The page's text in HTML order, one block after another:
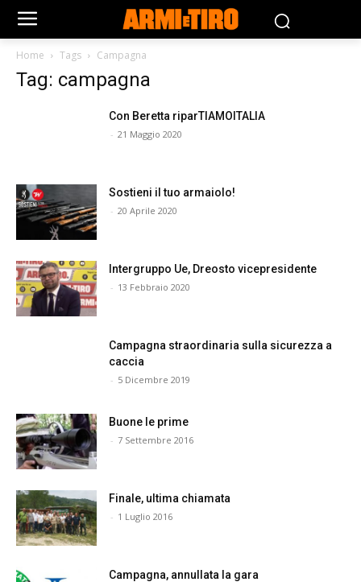
Home Tags Campagna
Tag: campagna
Con Beretta riparTIAMOITALIA
- 21 Maggio 2020
Sostieni il tuo armaiolo!
- 20 Aprile 2020
Intergruppo Ue, Dreosto vicepresidente
- 13 Febbraio 2020
Campagna straordinaria sulla sicurezza a
caccia
- 5 Dicembre 2019
Buone le prime
- 7 Settembre 2016
Finale, ultima chiamata
- 1 Luglio 2016
Campagna, annullata la gara